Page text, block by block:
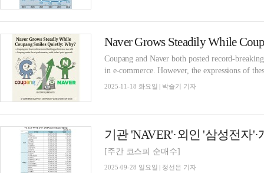
Naver Grows Steadily While
Coupang and Naver both posted record-
in e-commerce. However, the expressions of
2025-11-18 화요일 | 박슬기 기자
[주간 코스피 순매수]
2025-09-28 일요일 | 정선은 기자